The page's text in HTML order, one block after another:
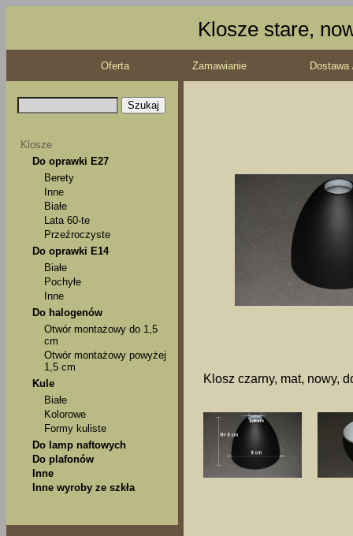
Klosze stare,
Oferta Zamawianie
Klosze
Do oprawki E27
Berety
Inne
Białe
Lata 60-te
Przeźroczyste
Do oprawki E14
Białe
Pochyłe
Inne
Do halogenów
Otwór montażowy do 1,5
cm
Otwór montażowy powyżej
1,5 cm
Kule
Białe
Kolorowe
Formy kuliste
Do lamp naftowych
Do plafonów
Inne
Inne wyroby ze szkła
Klosz czarny, mat, nowy,